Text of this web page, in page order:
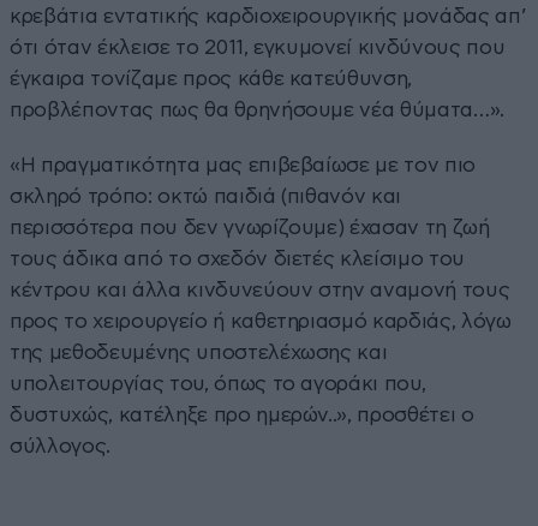
κρεβάτια εντατικής καρδιοχειρουργικής μονάδας απ’
ότι όταν έκλεισε το 2011, εγκυμονεί κινδύνους που
έγκαιρα τονίζαμε προς κάθε κατεύθυνση,
προβλέποντας πως θα θρηνήσουμε νέα θύματα…».
«Η πραγματικότητα μας επιβεβαίωσε με τον πιο
σκληρό τρόπο: οκτώ παιδιά (πιθανόν και
περισσότερα που δεν γνωρίζουμε) έχασαν τη ζωή
τους άδικα από το σχεδόν διετές κλείσιμο του
κέντρου και άλλα κινδυνεύουν στην αναμονή τους
προς το χειρουργείο ή καθετηριασμό καρδιάς, λόγω
της μεθοδευμένης υποστελέχωσης και
υπολειτουργίας του, όπως το αγοράκι που,
δυστυχώς, κατέληξε προ ημερών..», προσθέτει ο
σύλλογος.